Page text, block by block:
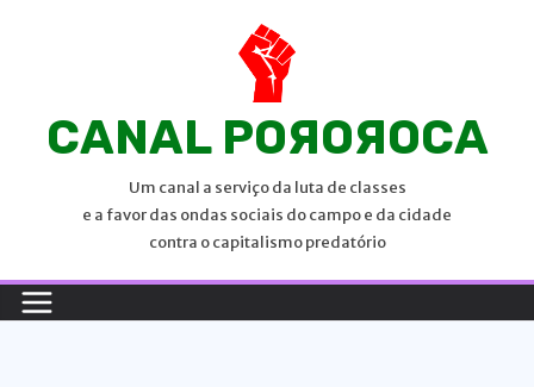
CANAL POЯOЯOCA
Um canal a serviço da luta de classes
e a favor das ondas sociais do campo e da cidade
contra o capitalismo predatório